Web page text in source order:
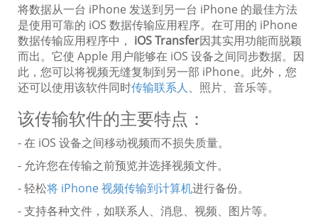
将数据从一台 iPhone 发送到另一台 iPhone 的最佳方法
是使用可靠的 iOS 数据传输应用程序。在可用的 iPhone
数据传输应用程序中， iOS Transfer因其实用功能而脱颖
而出。它使 Apple 用户能够在 iOS 设备之间同步数据。因
此，您可以将视频无缝复制到另一部 iPhone。此外，您
还可以使用该软件同时传输联系人、照片、音乐等。
该传输软件的主要特点：
- 在 iOS 设备之间移动视频而不损失质量。
- 允许您在传输之前预览并选择视频文件。
- 轻松将 iPhone 视频传输到计算机进行备份。
- 支持各种文件，如联系人、消息、视频、图片等。